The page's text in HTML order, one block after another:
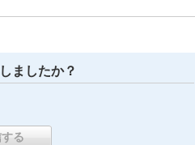
ましたか？